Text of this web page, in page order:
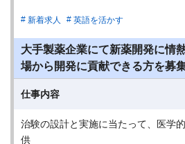
新着求人 英語を活かす
大手製薬企業にて新薬開発に情
場から開発に貢献できる方を募
仕事内容
治験の設計と実施に当たって、医学
供